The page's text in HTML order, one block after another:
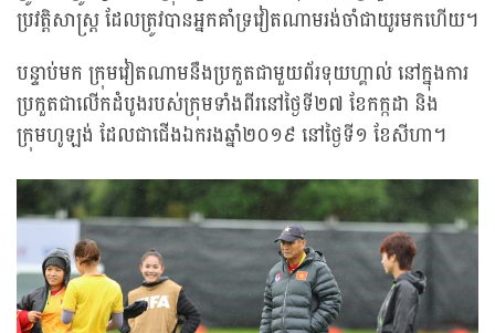
ប្រវត្តិសាស្ត្រ ដែលត្រូវបានអ្នកគាំទ្រវៀតណាមរង់ចាំជាយូរមកហើយ។
បន្ទាប់មក ក្រុមវៀតណាមនឹងប្រកួតជាមួយព័រទុយហ្គាល់ នៅក្នុងការ
ប្រកួតជាលើកដំបូងរបស់ក្រុមទាំងពីរនៅថ្ងៃទី២៧ ខែកក្កដា និង
ក្រុមហូឡង់ ដែលជាជើងឯករងឆ្នាំ២០១៩ នៅថ្ងៃទី១ ខែសីហា។